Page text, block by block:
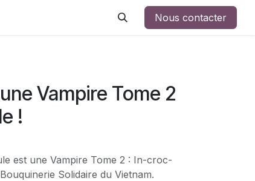
Nous contacter
Vampire Tome 2
!
est une Vampire Tome 2 : In-croc-
Solidaire du Vietnam.